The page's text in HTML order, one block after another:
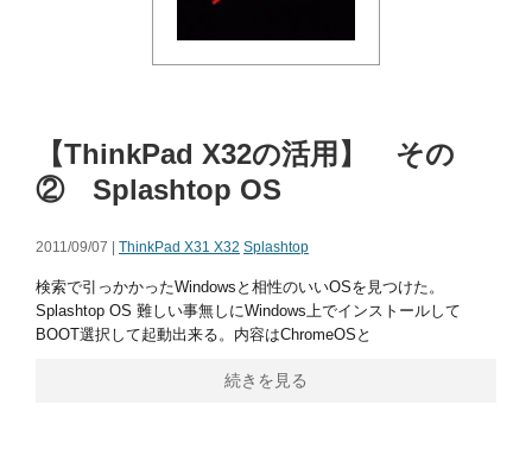
【ThinkPad X32の活用】 その
② Splashtop OS
2011/09/07 | ThinkPad X31 X32 Splashtop
検索で引っかかったWindowsと相性のいいOSを見つけた。
Splashtop OS 難しい事無しにWindows上でインストールして
BOOT選択して起動出来る。内容はChromeOSと
続きを見る